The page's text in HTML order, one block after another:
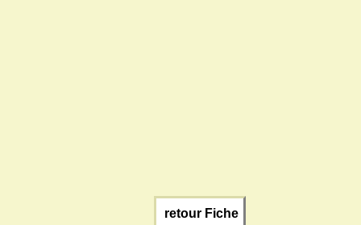
retour Fiche